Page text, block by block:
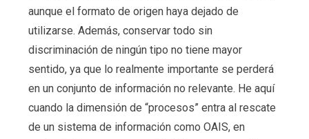
aunque el formato de origen haya dejado de
utilizarse. Además, conservar todo sin
discriminación de ningún tipo no tiene mayor
sentido, ya que lo realmente importante se perderá
en un conjunto de información no relevante. He aquí
cuando la dimensión de “procesos” entra al rescate
de un sistema de información como OAIS, en